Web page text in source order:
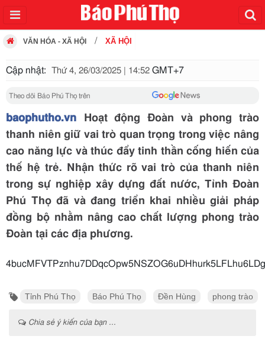
VĂN HÓA - XÃ HỘI XÃ HỘI
Cập nhật: Thứ 4, 26/03/2025 | 14:52 GMT+7
Theo dõi Báo Phú Thọ trên
baophutho.vn Hoạt động Đoàn và phong trào
thanh niên giữ vai trò quan trọng trong việc nâng
cao năng lực và thúc đẩy tinh thần cống hiến của
thế hệ trẻ. Nhận thức rõ vai trò của thanh niên
trong sự nghiệp xây dựng đất nước, Tỉnh Đoàn
Phú Thọ đã và đang triển khai nhiều giải pháp
đồng bộ nhằm nâng cao chất lượng phong trào
Đoàn tại các địa phương.
Tỉnh Phú Thọ Báo Phú Thọ Đền Hùng phong trào
Chia sẻ ý kiến của bạn ...